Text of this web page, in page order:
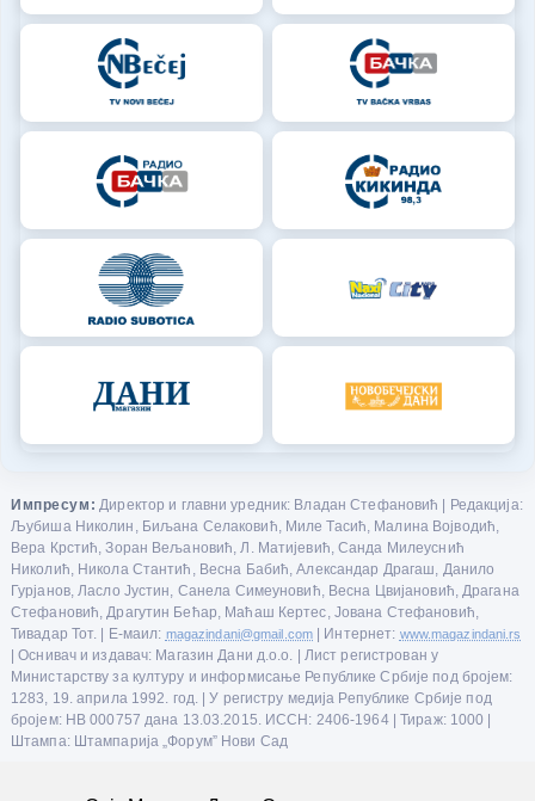
Импресум: Директор и главни уредник: Владан Стефановић | Редакција:
Љубиша Николин, Биљана Селаковић, Миле Тасић, Малина Војводић,
Вера Крстић, Зоран Вељановић, Л. Матијевић, Санда Милеуснић
Николић, Никола Стантић, Весна Бабић, Александар Драгаш, Данило
Гурјанов, Ласло Јустин, Санела Симеуновић, Весна Цвијановић, Драгана
Стефановић, Драгутин Бећар, Маћаш Кертес, Јована Стефановић,
Тивадар Тот. | Е-маил: magazindani@gmail.com | Интернет: www.magazindani.rs
| Оснивач и издавач: Магазин Дани д.о.о. | Лист регистрован у
Министарству за културу и информисање Републике Србије под бројем:
1283, 19. априла 1992. год. | У регистру медија Републике Србије под
бројем: НВ 000757 дана 13.03.2015. ИССН: 2406-1964 | Тираж: 1000 |
Штампа: Штампарија „Форум” Нови Сад